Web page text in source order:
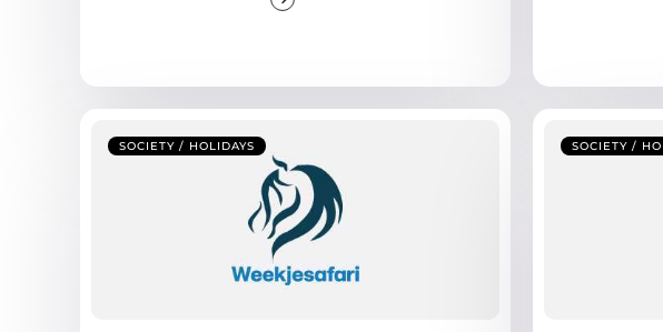
SOCIETY / HOLIDAYS SOCIETY /